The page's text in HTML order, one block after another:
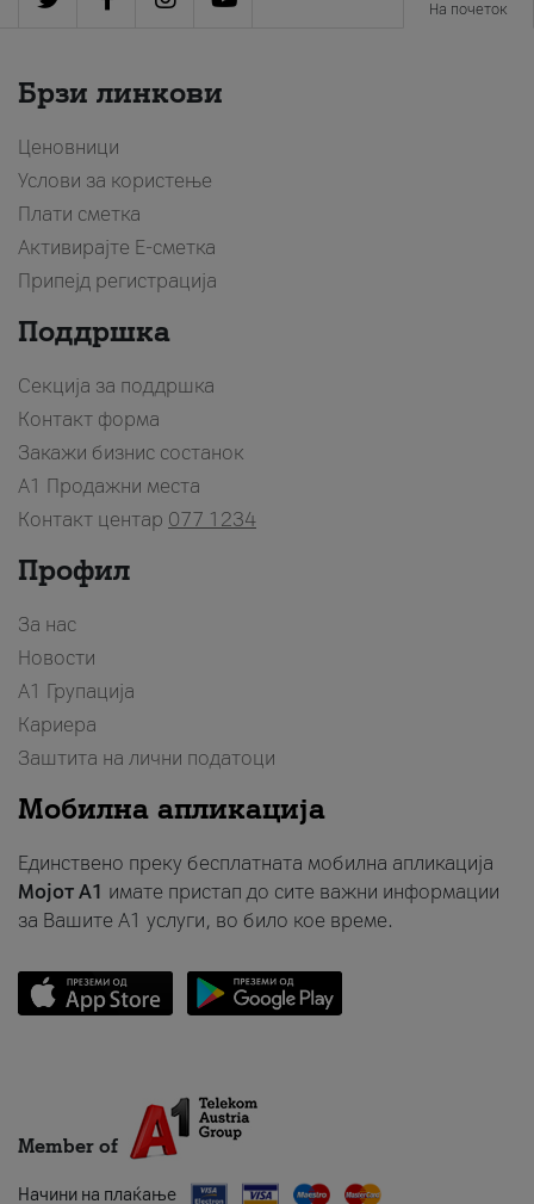
На почеток
Брзи линкови
Ценовници
Услови за користење
Плати сметка
Активирајте Е-сметка
Припејд регистрација
Поддршка
Секција за поддршка
Контакт форма
Закажи бизнис состанок
A1 Продажни места
Контакт центар 077 1234
Профил
За нас
Новости
А1 Групација
Кариера
Заштита на лични податоци
Мобилна апликација
Единствено преку бесплатната мобилна апликација
Мојот A1 имате пристап до сите важни информации
за Вашите A1 услуги, во било кое време.
Member of
Начини на плаќање